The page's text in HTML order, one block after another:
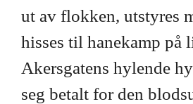
ut av flokken, utstyres
hisses til hanekamp på
Akersgatens hylende
seg betalt for den